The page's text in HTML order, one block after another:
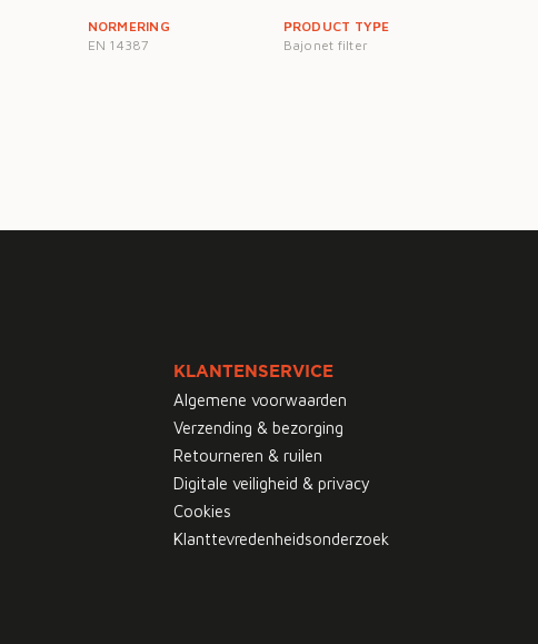
NORMERING
EN 14387
PRODUCT TYPE
Bajonet filter
KLANTENSERVICE
Algemene voorwaarden
Verzending & bezorging
Retourneren & ruilen
Digitale veiligheid & privacy
Cookies
Klanttevredenheidsonderzoek